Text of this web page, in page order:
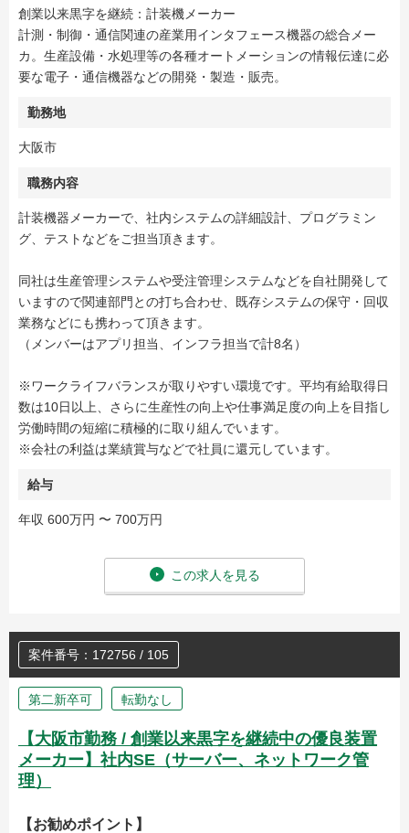
創業以来黒字を継続：計装機メーカー
計測・制御・通信関連の産業用インタフェース機器の総合メー
カ。生産設備・水処理等の各種オートメーションの情報伝達に必
要な電子・通信機器などの開発・製造・販売。
勤務地
大阪市
職務内容
計装機器メーカーで、社内システムの詳細設計、プログラミン
グ、テストなどをご担当頂きます。
同社は生産管理システムや受注管理システムなどを自社開発して
いますので関連部門との打ち合わせ、既存システムの保守・回収
業務などにも携わって頂きます。
（メンバーはアプリ担当、インフラ担当で計8名）
※ワークライフバランスが取りやすい環境です。平均有給取得日
数は10日以上、さらに生産性の向上や仕事満足度の向上を目指し
労働時間の短縮に積極的に取り組んでいます。
※会社の利益は業績賞与などで社員に還元しています。
給与
年収 600万円 〜 700万円
この求人を見る
案件番号：172756 / 105
第二新卒可 転勤なし
【大阪市勤務 / 創業以来黒字を継続中の優良装置
メーカー】社内SE（サーバー、ネットワーク管
理）
【お勧めポイント】